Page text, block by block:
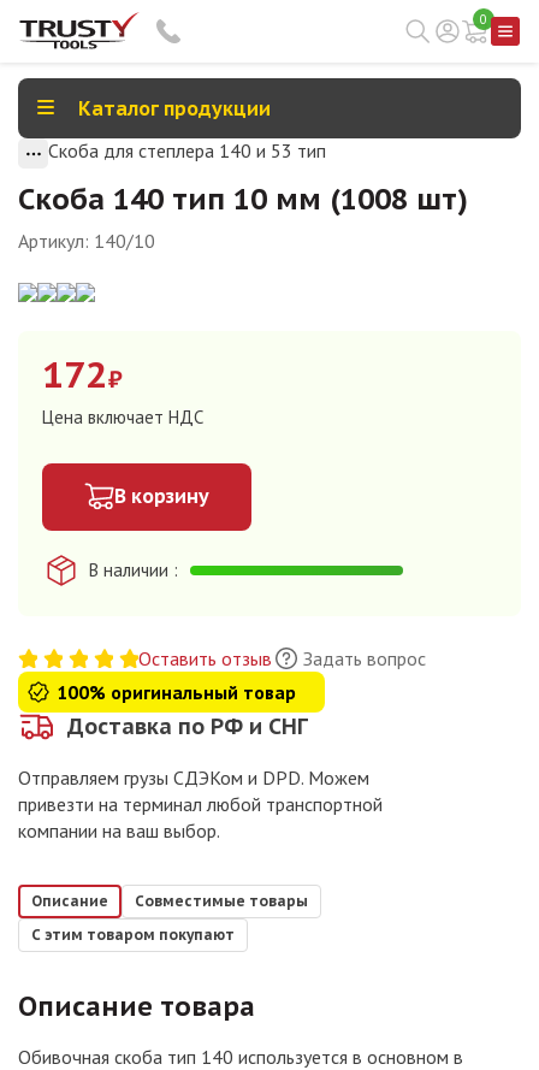
0
Каталог продукции
Скоба для степлера 140 и 53 тип
Скоба 140 тип 10 мм (1008 шт)
Артикул: 140/10
172₽
Цена включает НДС
В корзину
В наличии
Оставить отзыв
Задать вопрос
100% оригинальный товар
Доставка по РФ и СНГ
Отправляем грузы СДЭКом и DPD. Можем
привезти на терминал любой транспортной
компании на ваш выбор.
Описание
Совместимые товары
С этим товаром покупают
Описание товара
Обивочная скоба тип 140 используется в основном в